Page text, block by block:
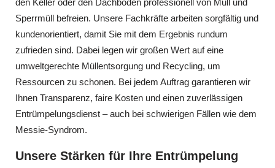
den Keller oder den Dachboden professionell von Müll und
Sperrmüll befreien. Unsere Fachkräfte arbeiten sorgfältig und
kundenorientiert, damit Sie mit dem Ergebnis rundum
zufrieden sind. Dabei legen wir großen Wert auf eine
umweltgerechte Müllentsorgung und Recycling, um
Ressourcen zu schonen. Bei jedem Auftrag garantieren wir
Ihnen Transparenz, faire Kosten und einen zuverlässigen
Entrümpelungsdienst – auch bei schwierigen Fällen wie dem
Messie-Syndrom.
Unsere Stärken für Ihre Entrümpelung